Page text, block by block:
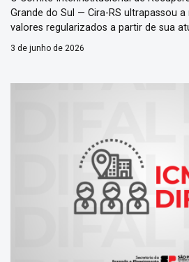
Grande do Sul — Cira-RS ultrapassou
valores regularizados a partir de sua
devedores de tributos estaduais. A
pela Secretaria da Fazenda do Rio
3 de junho de 2026